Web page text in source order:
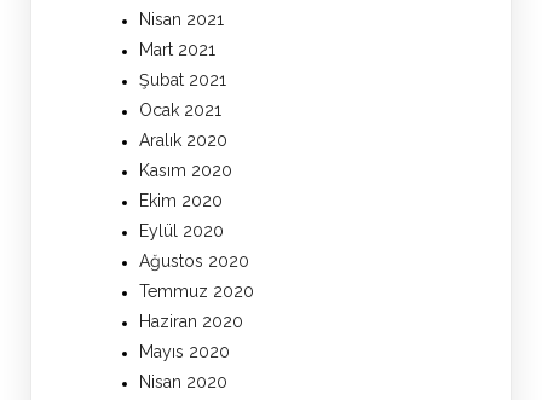
Nisan 2021
Mart 2021
Şubat 2021
Ocak 2021
Aralık 2020
Kasım 2020
Ekim 2020
Eylül 2020
Ağustos 2020
Temmuz 2020
Haziran 2020
Mayıs 2020
Nisan 2020